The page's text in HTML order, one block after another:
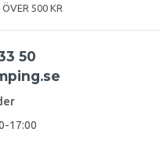
500 KR
50
17:00